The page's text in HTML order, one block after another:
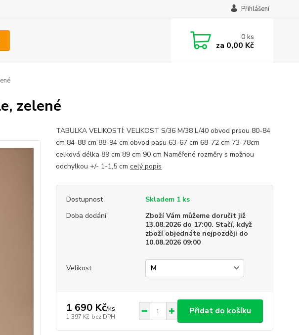
Přihlášení
0ks
za 0,00 Kč
zelené
TABULKA VELIKOSTÍ: VELIKOST S/36 M/38 L/40 obvod prsou 80-84
cm 84-88 cm 88-94 cm obvod pasu 63-67 cm 68-72 cm 73-78cm
celková délka 89 cm 89 cm 90 cm Naměřené rozměry s možnou
odchylkou +/- 1-1,5 cm celý popis
Dostupnost
Skladem 1 ks
Doba dodání
Zboží Vám můžeme doručit již
13.08.2026 do 17:00. Stačí, když
zboží objednáte nejpozději do
10.08.2026 09:00
Velikost
1 690 Kč/ks
1 397 Kč bez DPH
Přidat do košíku